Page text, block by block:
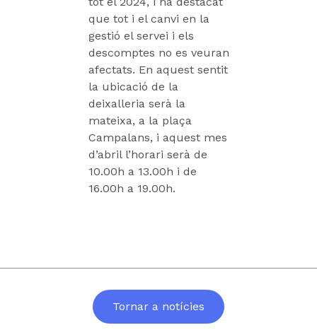
que tot i el canvi en la
gestió el servei i els
descomptes no es veuran
afectats. En aquest sentit
la ubicació de la
deixalleria serà la
mateixa, a la plaça
Campalans, i aquest mes
d’abril l’horari serà de
10.00h a 13.00h i de
16.00h a 19.00h.
Tornar a notícies